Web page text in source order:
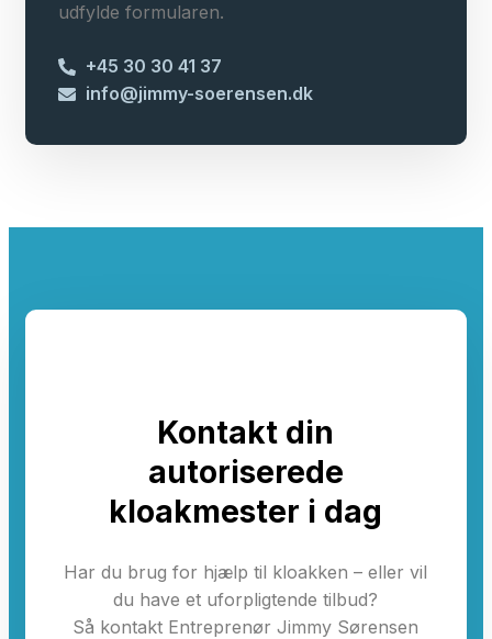
udfylde formularen.
+45 30 30 41 37
info@jimmy-soerensen.dk
Kontakt din
autoriserede
kloakmester i dag
Har du brug for hjælp til kloakken – eller vil
du have et uforpligtende tilbud?
Så kontakt Entreprenør Jimmy Sørensen